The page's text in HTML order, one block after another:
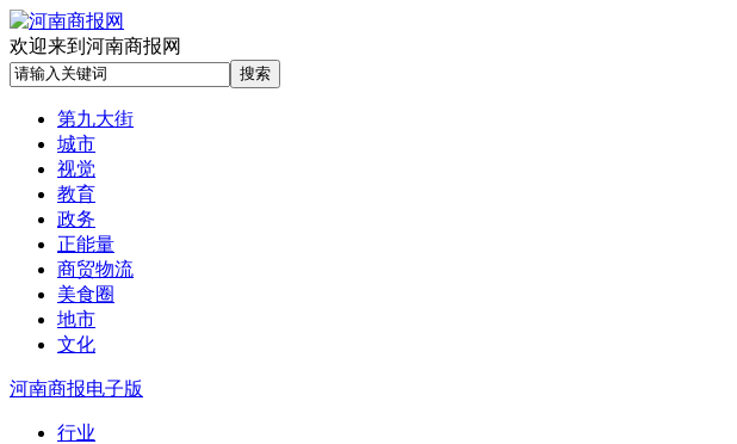
欢迎来到河南商报网
第九大街
城市
视觉
教育
政务
正能量
商贸物流
美食圈
地市
文化
河南商报电子版
行业